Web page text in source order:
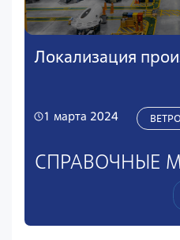
Локализация
1 марта 2024
СПРАВОЧНЫЕ